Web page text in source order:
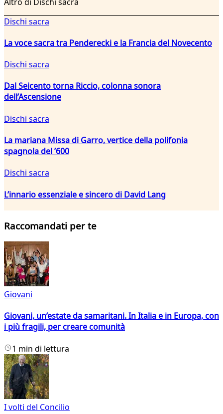
Dischi sacra
La voce sacra tra Penderecki e la Francia del Novecento
Dischi sacra
Dal Seicento torna Riccio, colonna sonora
dell’Ascensione
Dischi sacra
La mariana Missa di Garro, vertice della polifonia
spagnola del ’600
Dischi sacra
L’innario essenziale e sincero di David Lang
Raccomandati per te
Giovani
Giovani, un’estate da samaritani. In Italia e in Europa, con
i più fragili, per creare comunità
1 min di lettura
I volti del Concilio